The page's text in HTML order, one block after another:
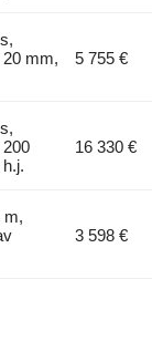
mm,
5 755 €
16 330 €
m,
3 598 €